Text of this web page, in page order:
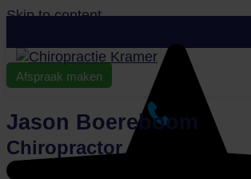
Skip to content
Afspraak maken
Jason Boereboom
Chiropractor